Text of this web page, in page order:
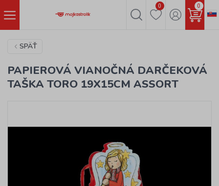
0 0
SPÄŤ
PAPIEROVÁ VIANOČNÁ DARČEKOVÁ
TAŠKA TORO 19X15CM ASSORT